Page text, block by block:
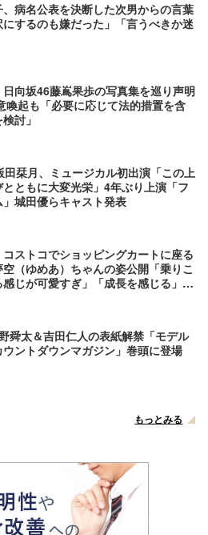
、病名公表を決断した次男からの言葉
にするのも嫌だった」「言うべきか迷
向坂46藤嶌果歩の写真集を巡り声明
喚起も「必要に応じて法的措置を含
討」
田栞月、ミュージカル初出演「この上
ともに大変光栄」4年ぶり上演「フ
」城田優らキャスト発表
ストコでショッピングカートに座る
（ゆめあ）ちゃんの姿公開「乗りこ
じが可愛すぎ」「成長を感じる」の
舜太＆吉田仁人の表紙解禁「モデル
ウントダウンマガジン」巻頭に登場
もっとみる